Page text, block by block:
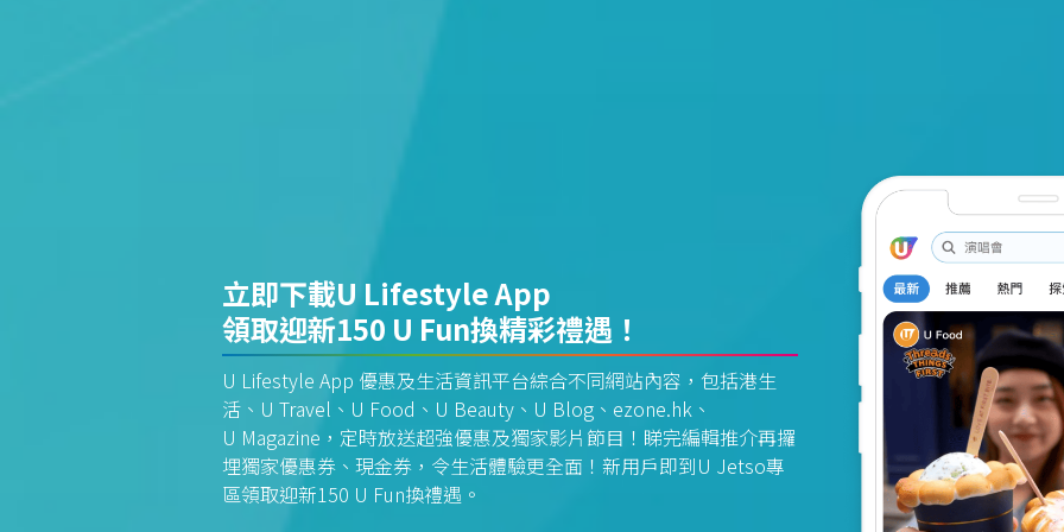
立即下載U Lifestyle App
領取迎新150 U Fun換精彩禮遇！
U Lifestyle App 優惠及生活資訊平台綜合不同網站內容，包括港生
活、U Travel、U Food、U Beauty、U Blog、ezone.hk、
U Magazine，定時放送超強優惠及獨家影片節目！睇完編輯推介再攞
埋獨家優惠券、現金券，令生活體驗更全面！新用戶即到U Jetso專
區領取迎新150 U Fun換禮遇。